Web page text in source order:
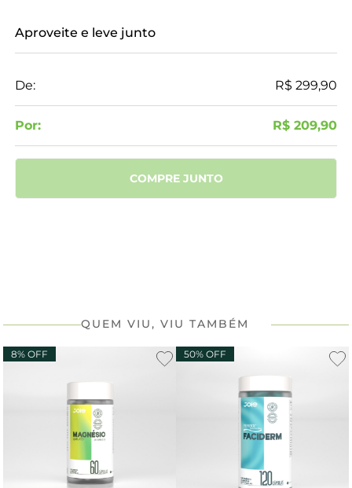
Aproveite e leve junto
De: R$ 299,90
Por: R$ 209,90
COMPRE JUNTO
QUEM VIU, VIU TAMBÉM
8% OFF 50% OFF